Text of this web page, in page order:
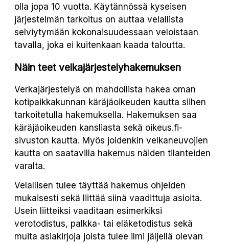
olla jopa 10 vuotta. Käytännössä kyseisen
järjestelmän tarkoitus on auttaa velallista
selviytymään kokonaisuudessaan veloistaan
tavalla, joka ei kuitenkaan kaada taloutta.
Näin teet velkajärjestelyhakemuksen
Verkajärjestelyä on mahdollista hakea oman
kotipaikkakunnan käräjäoikeuden kautta siihen
tarkoitetulla hakemuksella. Hakemuksen saa
käräjäoikeuden kansliasta sekä oikeus.fi-
sivuston kautta. Myös joidenkin velkaneuvojien
kautta on saatavilla hakemus näiden tilanteiden
varalta.
Velallisen tulee täyttää hakemus ohjeiden
mukaisesti sekä liittää siinä vaadittuja asioita.
Usein liitteiksi vaaditaan esimerkiksi
verotodistus, palkka- tai eläketodistus sekä
muita asiakirjoja joista tulee ilmi jäljellä olevan